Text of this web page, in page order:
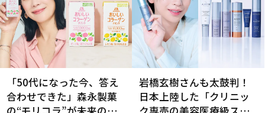
「50代になった今、答え
合わせできた」森永製菓
岩橋玄樹さんも太鼓判！
日本上陸した「クリニッ